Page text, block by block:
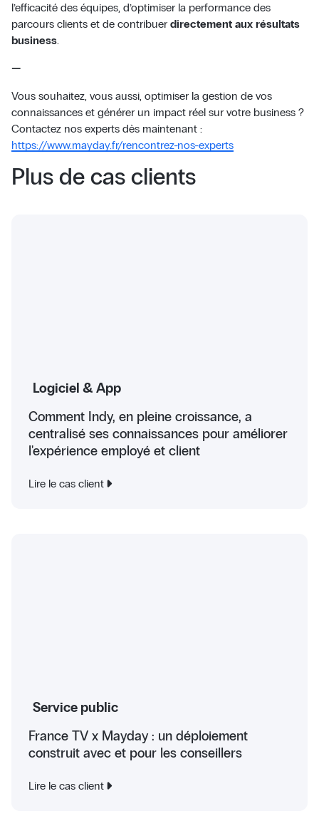
l’efficacité des équipes, d’optimiser la performance des
parcours clients et de contribuer directement aux résultats
business.
—
Vous souhaitez, vous aussi, optimiser la gestion de vos
connaissances et générer un impact réel sur votre business ?
Contactez nos experts dès maintenant :
https://www.mayday.fr/rencontrez-nos-experts
Plus de cas clients
Logiciel & App
Comment Indy, en pleine croissance, a
centralisé ses connaissances pour améliorer
l'expérience employé et client
Lire le cas client
Service public
France TV x Mayday : un déploiement
construit avec et pour les conseillers
Lire le cas client